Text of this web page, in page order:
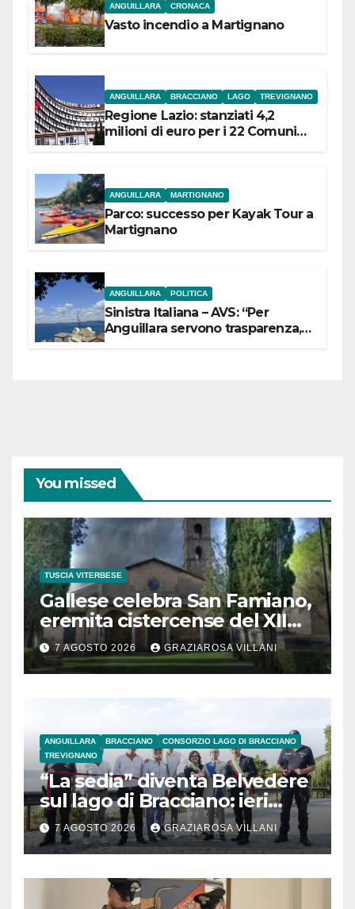
ANGUILLARA CRONACA
Vasto incendio a Martignano
ANGUILLARA BRACCIANO LAGO TREVIGNANO
Regione Lazio: stanziati 4,2
milioni di euro per i 22 Comuni
ANGUILLARA MARTIGNANO
Parco: successo per Kayak Tour a
Martignano
ANGUILLARA POLITICA
Sinistra Italiana – AVS: “Per
Anguillara servono trasparenza,
You missed
TUSCIA VITERBESE
Gallese celebra San Famiano,
eremita cistercense del XII
secolo
7 AGOSTO 2026 GRAZIAROSA VILLANI
ANGUILLARA BRACCIANO
CONSORZIO LAGO DI BRACCIANO
TREVIGNANO
“La sedia” diventa Belvedere
sul lago di Bracciano: ieri
l’inaugurazione
7 AGOSTO 2026 GRAZIAROSA VILLANI